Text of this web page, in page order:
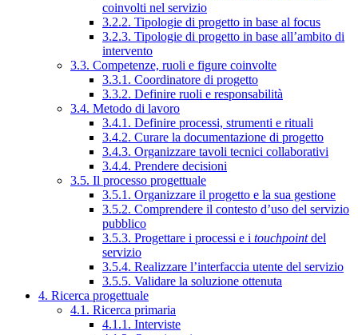
coinvolti nel servizio
3.2.2. Tipologie di progetto in base al focus
3.2.3. Tipologie di progetto in base all’ambito di
intervento
3.3. Competenze, ruoli e figure coinvolte
3.3.1. Coordinatore di progetto
3.3.2. Definire ruoli e responsabilità
3.4. Metodo di lavoro
3.4.1. Definire processi, strumenti e rituali
3.4.2. Curare la documentazione di progetto
3.4.3. Organizzare tavoli tecnici collaborativi
3.4.4. Prendere decisioni
3.5. Il processo progettuale
3.5.1. Organizzare il progetto e la sua gestione
3.5.2. Comprendere il contesto d’uso del servizio
pubblico
3.5.3. Progettare i processi e i touchpointdel
servizio
3.5.4. Realizzare l’interfaccia utente del servizio
3.5.5. Validare la soluzione ottenuta
4. Ricerca progettuale
4.1. Ricerca primaria
4.1.1. Interviste